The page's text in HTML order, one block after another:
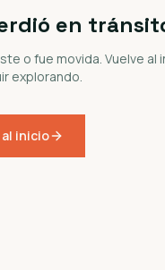
en
o fue movida. Vuelve al
explorando.
inicio